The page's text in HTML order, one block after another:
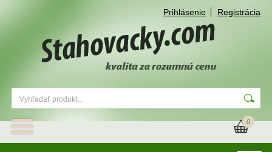
Prihlásenie Registrácia
0